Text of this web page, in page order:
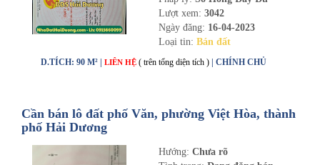
Lượt xem: 3042
Ngày đăng: 16-04-2023
Loại tin: Bán đất
D.TÍCH: 90 M² | LIÊN HỆ ( trên tổng diện tích ) | CHÍNH CHỦ
Cần bán lô đất phố Văn, phường Việt Hòa, thành
phố Hải Dương
Hướng: Chưa rõ